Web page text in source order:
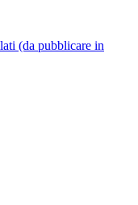
(da pubblicare in